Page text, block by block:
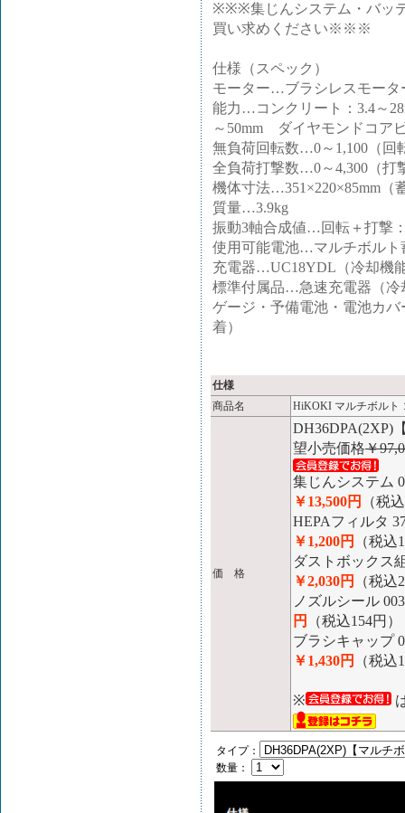
※※※集じんシステム・バッ
買い求めください※※※
仕様（スペック）
モーター…ブラシレスモータ
能力…コンクリート：3.4～
～50mm ダイヤモンドコア
無負荷回転数…0～1,100（回
全負荷打撃数…0～4,300（打
機体寸法…351×220×85mm（
質量…3.9kg
振動3軸合成値…回転＋打撃：
使用可能電池…マルチボルト
充電器…UC18YDL（冷却機
標準付属品…急速充電器（冷
ゲージ・予備電池・電池カ
着）
仕様
商品名
HiKOKI マルチボルト
価 格
DH36DPA(2XP)
望小売価格￥
集じんシステム
￥13,500円
（税
HEPAフィルタ
￥1,200円
（税
ダストボックス
￥2,030円
（税
ノズルシール
円
（税込154円
ブラシキャップ
￥1,430円
（税
※
タイプ：
数量：